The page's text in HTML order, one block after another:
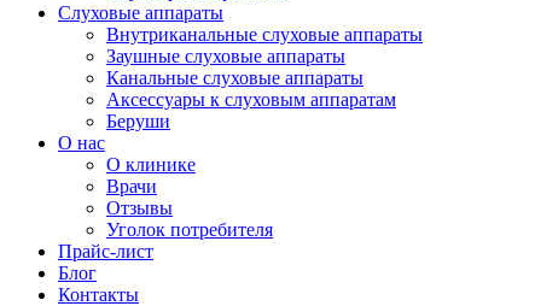
Слуховые аппараты
Внутриканальные слуховые аппараты
Заушные слуховые аппараты
Канальные слуховые аппараты
Аксессуары к слуховым аппаратам
Беруши
О нас
О клинике
Врачи
Отзывы
Уголок потребителя
Прайс-лист
Блог
Контакты